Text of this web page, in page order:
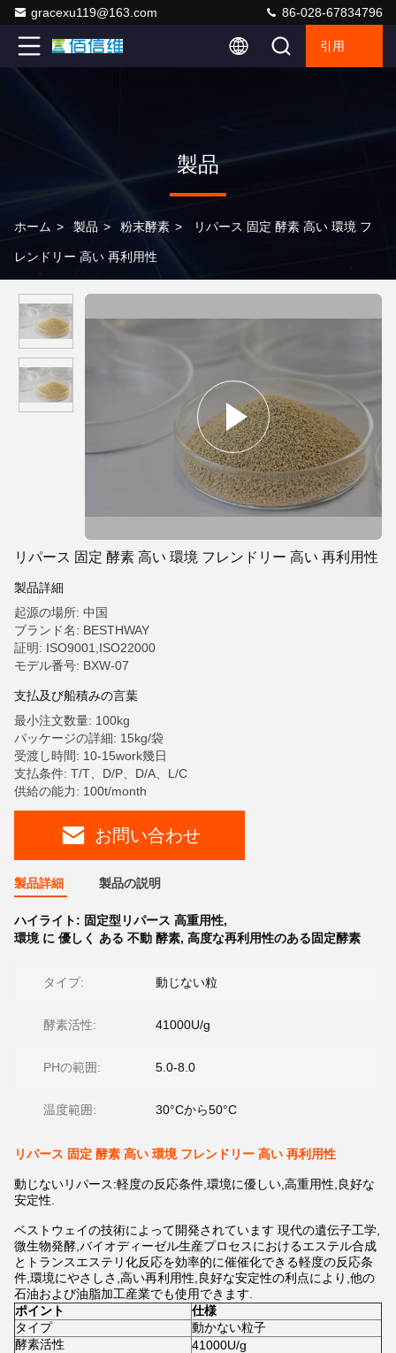
gracexu119@163.com 86-028-67834796
引用
製品
ホーム > 製品 > 粉末酵素 > リパース 固定 酵素 高い 環境 フ
レンドリー 高い 再利用性
リパース 固定 酵素 高い 環境 フレンドリー 高い 再利用性
製品詳細
起源の場所: 中国
ブランド名: BESTHWAY
証明: ISO9001,ISO22000
モデル番号: BXW-07
支払及び船積みの言葉
最小注文数量: 100kg
パッケージの詳細: 15kg/袋
受渡し時間: 10-15work幾日
支払条件: T/T、D/P、D/A、L/C
供給の能力: 100t/month
お問い合わせ
製品詳細 製品の説明
ハイライト: 固定型リパース 高重用性,
環境 に 優しく ある 不動 酵素, 高度な再利用性のある固定酵素
タイプ: 動じない粒
酵素活性: 41000U/g
PHの範囲: 5.0-8.0
温度範囲: 30°Cから50°C
リパース 固定 酵素 高い 環境 フレンドリー 高い 再利用性
動じないリパース:軽度の反応条件,環境に優しい,高重用性,良好な
安定性.
ベストウェイの技術によって開発されています 現代の遺伝子工学,
微生物発酵,バイオディーゼル生産プロセスにおけるエステル合成
とトランスエステリ化反応を効率的に催催化できる軽度の反応条
件,環境にやさしさ,高い再利用性,良好な安定性の利点により,他の
石油および油脂加工産業でも使用できます.
ポイント
仕様
タイプ
動かない粒子
酵素活性
41000U/g